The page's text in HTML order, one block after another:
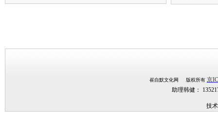
崔自默文化网 版权所有 京
助理韩健：
技